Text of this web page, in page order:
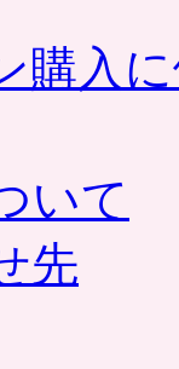
購入
いて
先